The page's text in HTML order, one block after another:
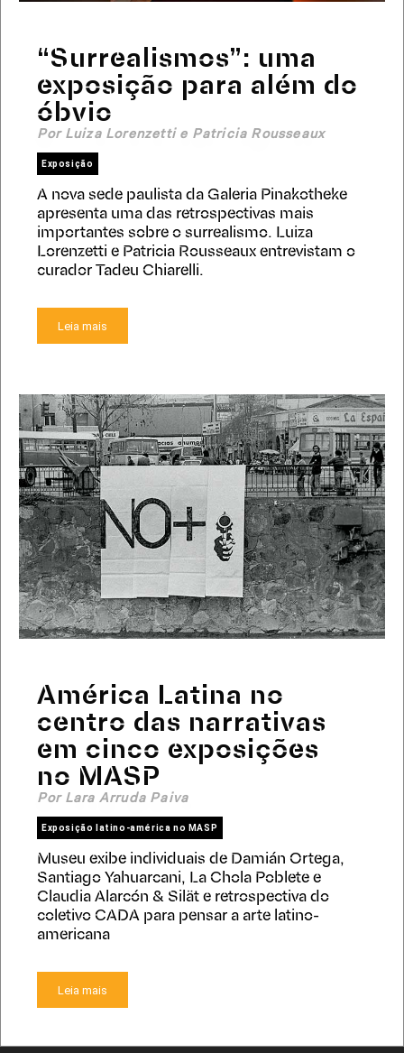
“Surrealismos”: uma
exposição para além do
óbvio
Por Luiza Lorenzetti e Patricia Rousseaux
Exposição
A nova sede paulista da Galeria Pinakotheke
apresenta uma das retrospectivas mais
importantes sobre o surrealismo. Luiza
Lorenzetti e Patricia Rousseaux entrevistam o
curador Tadeu Chiarelli.
Leia mais
América Latina no
centro das narrativas
em cinco exposições
no MASP
Por Lara Arruda Paiva
Exposição latino-américa no MASP
Museu exibe individuais de Damián Ortega,
Santiago Yahuarcani, La Chola Poblete e
Claudia Alarcón & Silät e retrospectiva do
coletivo CADA para pensar a arte latino-
americana
Leia mais